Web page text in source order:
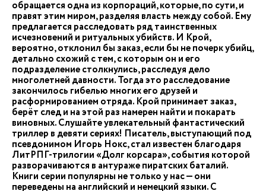
обращается одна из корпораций, которые, по сути, и
правят этим миром, разделяя власть между собой. Ему
предлагается расследовать ряд таинственных
исчезновений и ритуальных убийств. И Крой,
вероятно, отклонил бы заказ, если бы не почерк убийц,
детально схожий с тем, с которым он и его
подразделение столкнулись, расследуя дело
многолетней давности. Тогда это расследование
закончилось гибелью многих его друзей и
расформированием отряда. Крой принимает заказ,
берёт след и на этой раз намерен найти и покарать
виновных. Слушайте увлекательный фантастический
триллер в девяти сериях! Писатель, выступающий под
псевдонимом Игорь Нокс, стал известен благодаря
ЛитРПГ-трилогии «Долг корсара», события которой
разворачиваются в антураже пиратских баталий.
Книги серии популярны не только у нас — они
переведены на английский и немецкий языки. С